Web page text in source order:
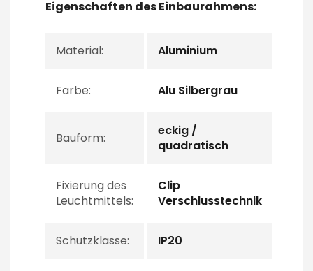
Eigenschaften des Einbaurahmens:
Material: Aluminium
Farbe: Alu Silbergrau
Bauform:
eckig /
quadratisch
Fixierung des
Leuchtmittels:
Clip
Verschlusstechnik
Schutzklasse: IP20